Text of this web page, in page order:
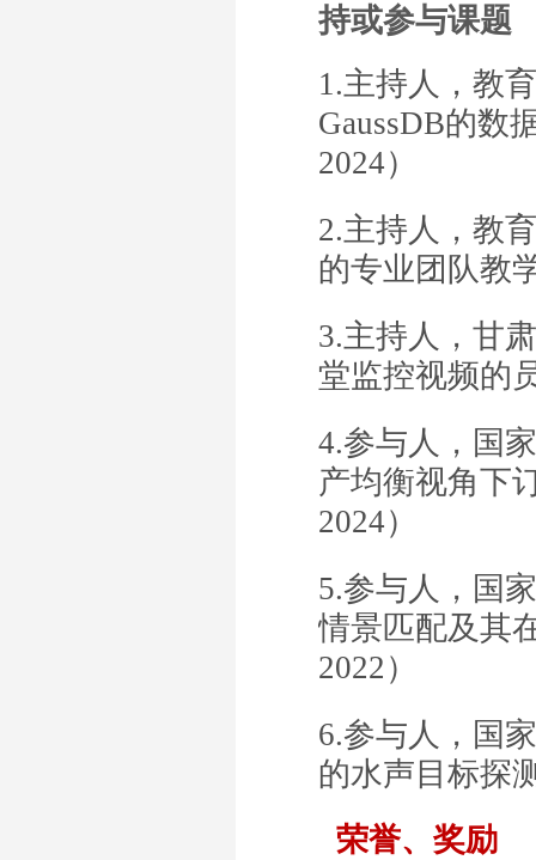
持或参与课题
1.主持人，教
GaussDB的数
2024）
2.主持人，教
的专业团队教
3.主持人，甘
堂监控视频的
4.参与人，国
产均衡视角下
2024）
5.参与人，国
情景匹配及其
2022）
6.参与人，国
的水声目标探
荣誉、奖励